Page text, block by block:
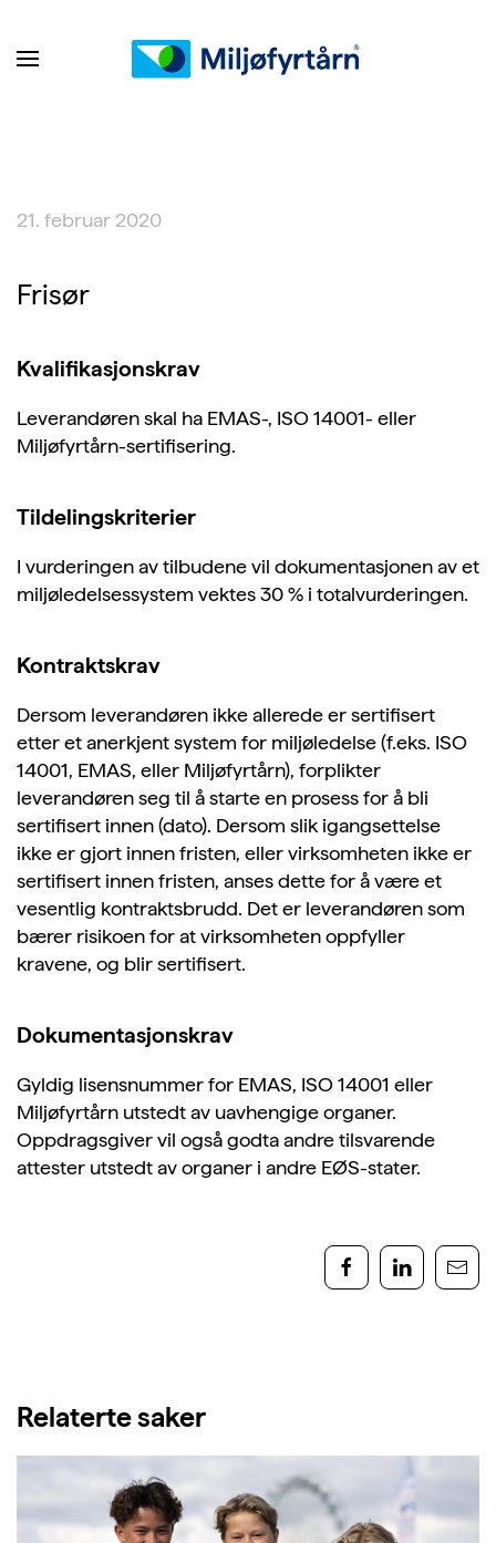
21. februar 2020
Frisør
Kvalifikasjonskrav
Leverandøren skal ha EMAS-, ISO 14001- eller
Miljøfyrtårn-sertifisering.
Tildelingskriterier
I vurderingen av tilbudene vil dokumentasjonen av et
miljøledelsessystem vektes 30 % i totalvurderingen.
Kontraktskrav
Dersom leverandøren ikke allerede er sertifisert
etter et anerkjent system for miljøledelse (f.eks. ISO
14001, EMAS, eller Miljøfyrtårn), forplikter
leverandøren seg til å starte en prosess for å bli
sertifisert innen (dato). Dersom slik igangsettelse
ikke er gjort innen fristen, eller virksomheten ikke er
sertifisert innen fristen, anses dette for å være et
vesentlig kontraktsbrudd. Det er leverandøren som
bærer risikoen for at virksomheten oppfyller
kravene, og blir sertifisert.
Dokumentasjonskrav
Gyldig lisensnummer for EMAS, ISO 14001 eller
Miljøfyrtårn utstedt av uavhengige organer.
Oppdragsgiver vil også godta andre tilsvarende
attester utstedt av organer i andre EØS-stater.
Relaterte saker